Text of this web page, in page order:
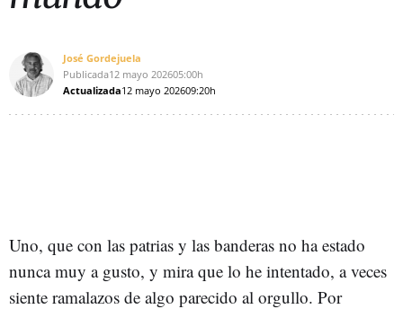
José Gordejuela
Publicada12 mayo 202605:00h
Actualizada12 mayo 202609:20h
Uno, que con las patrias y las banderas no ha estado
nunca muy a gusto, y mira que lo he intentado, a veces
siente ramalazos de algo parecido al orgullo. Por